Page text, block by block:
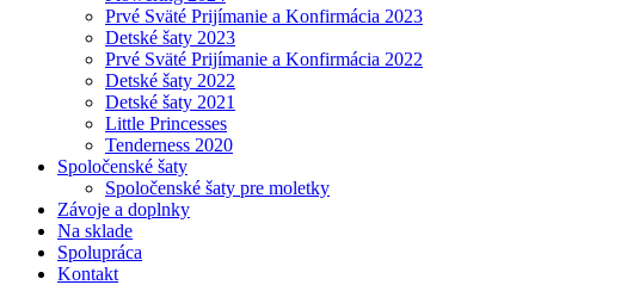
Prvé Sväté Prijímanie a Konfirmácia 2023
Detské šaty 2023
Prvé Sväté Prijímanie a Konfirmácia 2022
Detské šaty 2022
Detské šaty 2021
Little Princesses
Tenderness 2020
Spoločenské šaty
Spoločenské šaty pre moletky
Závoje a doplnky
Na sklade
Spolupráca
Kontakt